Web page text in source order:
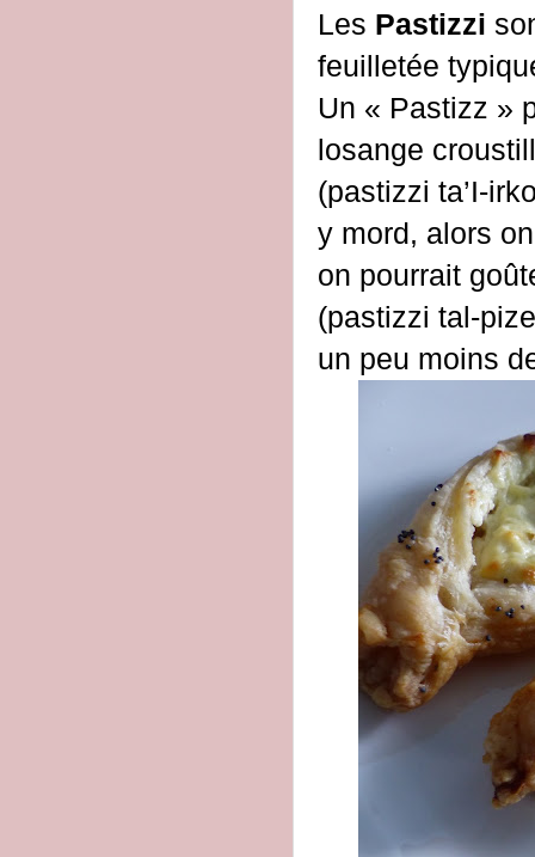
Les Pastizzi
feuilletée
Un « Pastizz »
losange
(pastizzi ta’I-
y mord, alors
on pourrait
(pastizzi tal-
un peu moins